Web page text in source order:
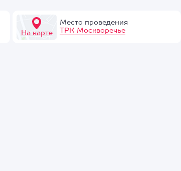
На карте
Место проведения
ТРК Москворечье